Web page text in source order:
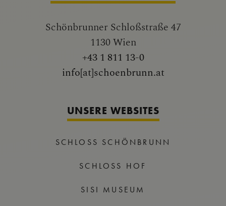
Schönbrunner Schloßstraße 47
1130 Wien
+43 1 811 13-0
info[at]schoenbrunn.at
UNSERE WEBSITES
SCHLOSS SCHÖNBRUNN
SCHLOSS HOF
SISI MUSEUM